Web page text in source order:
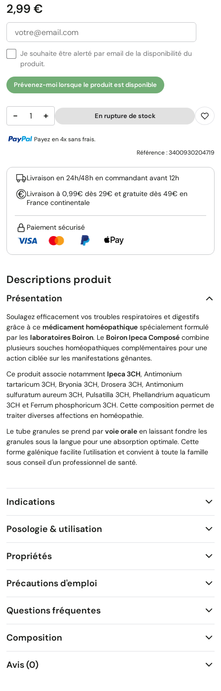
Prix
2,99 €
Je souhaite être alerté par email de la disponibilité du
produit.
Prévenez-moi lorsque le produit est disponible
− + En rupture de stock
Payez en 4x sans frais.
Référence :3400930204719
Livraison en 24h/48h en commandant avant 12h
Livraison à 0,99€ dès 29€ et gratuite dès 49€ en
France continentale
Paiement sécurisé
Descriptions produit
Présentation
Soulagez efficacement vos troubles respiratoires et digestifs
grâce à ce médicament homéopathique spécialement formulé
par les laboratoires Boiron. Le Boiron Ipeca Composé combine
plusieurs souches homéopathiques complémentaires pour une
action ciblée sur les manifestations gênantes.
Ce produit associe notamment Ipeca 3CH, Antimonium
tartaricum 3CH, Bryonia 3CH, Drosera 3CH, Antimonium
sulfuratum aureum 3CH, Pulsatilla 3CH, Phellandrium aquaticum
3CH et Ferrum phosphoricum 3CH. Cette composition permet de
traiter diverses affections en homéopathie.
Le tube granules se prend par voie orale en laissant fondre les
granules sous la langue pour une absorption optimale. Cette
forme galénique facilite l'utilisation et convient à toute la famille
sous conseil d'un professionnel de santé.
Indications
Posologie & utilisation
Propriétés
Précautions d'emploi
Questions fréquentes
Composition
Avis (0)